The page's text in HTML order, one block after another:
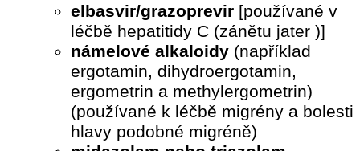
elbasvir/grazoprevir [používané v
léčbě hepatitidy C (zánětu jater )]
námelové alkaloidy (například
ergotamin, dihydroergotamin,
ergometrin a methylergometrin)
(používané k léčbě migrény a bolesti
hlavy podobné migréně)